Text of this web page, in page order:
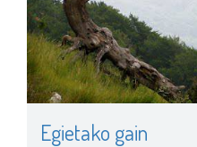
Egietako gain